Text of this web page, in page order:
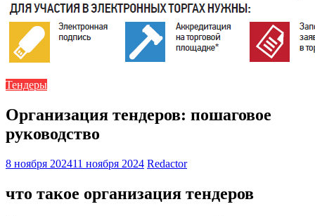
Тендеры
Организация тендеров: пошаговое
руководство
8 ноября 202411 ноября 2024 Redactor
что такое организация тендеров